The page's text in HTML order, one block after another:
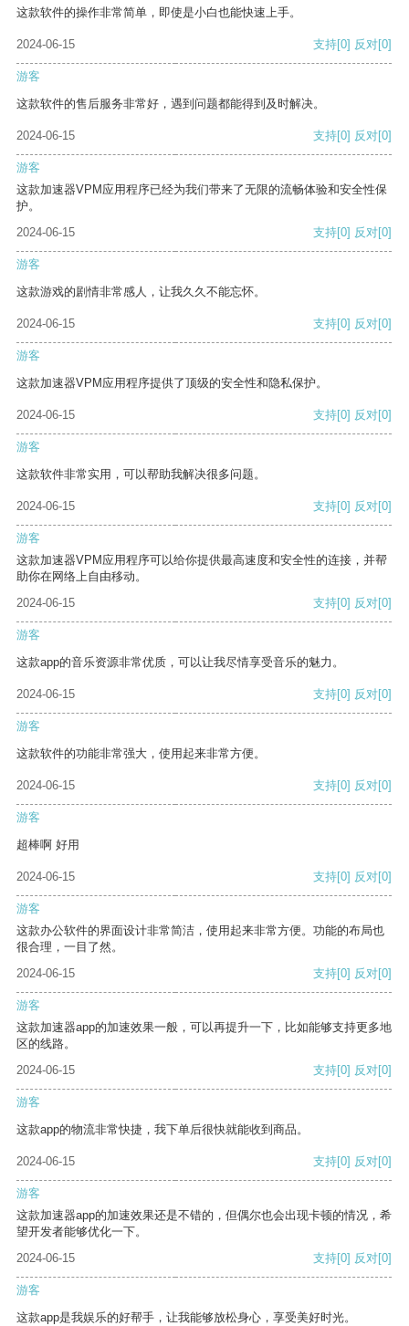
这款软件的操作非常简单，即使是小白也能快速上手。
2024-06-15 支持[0] 反对[0]
游客
这款软件的售后服务非常好，遇到问题都能得到及时解决。
2024-06-15 支持[0] 反对[0]
游客
这款加速器VPM应用程序已经为我们带来了无限的流畅体验和安全性保
护。
2024-06-15
支持[0] 反对[0]
游客
这款游戏的剧情非常感人，让我久久不能忘怀。
2024-06-15 支持[0] 反对[0]
游客
这款加速器VPM应用程序提供了顶级的安全性和隐私保护。
2024-06-15 支持[0] 反对[0]
游客
这款软件非常实用，可以帮助我解决很多问题。
2024-06-15 支持[0] 反对[0]
游客
这款加速器VPM应用程序可以给你提供最高速度和安全性的连接，并帮
助你在网络上自由移动。
2024-06-15
支持[0] 反对[0]
游客
这款app的音乐资源非常优质，可以让我尽情享受音乐的魅力。
2024-06-15 支持[0] 反对[0]
游客
这款软件的功能非常强大，使用起来非常方便。
2024-06-15 支持[0] 反对[0]
游客
超棒啊 好用
2024-06-15 支持[0] 反对[0]
游客
这款办公软件的界面设计非常简洁，使用起来非常方便。功能的布局也
很合理，一目了然。
2024-06-15
支持[0] 反对[0]
游客
这款加速器app的加速效果一般，可以再提升一下，比如能够支持更多地
区的线路。
2024-06-15
支持[0] 反对[0]
游客
这款app的物流非常快捷，我下单后很快就能收到商品。
2024-06-15 支持[0] 反对[0]
游客
这款加速器app的加速效果还是不错的，但偶尔也会出现卡顿的情况，希
望开发者能够优化一下。
2024-06-15
支持[0] 反对[0]
游客
这款app是我娱乐的好帮手，让我能够放松身心，享受美好时光。